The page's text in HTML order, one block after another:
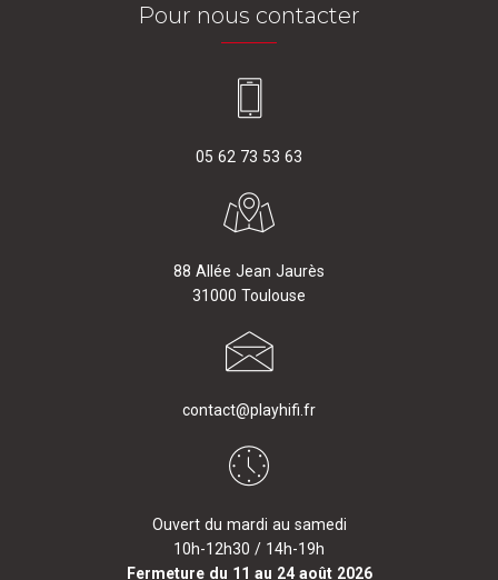
Pour nous contacter
05 62 73 53 63
88 Allée Jean Jaurès
31000 Toulouse
contact@playhifi.fr
Ouvert du mardi au samedi
10h-12h30 / 14h-19h
Fermeture du 11 au 24 août 2026